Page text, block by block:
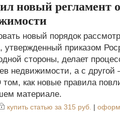
новый регламент
новый порядок
утвержденный приказом
стороны, делает
недвижимости, а с другой
как новые правила
материале.
купить статью за 315 руб. |